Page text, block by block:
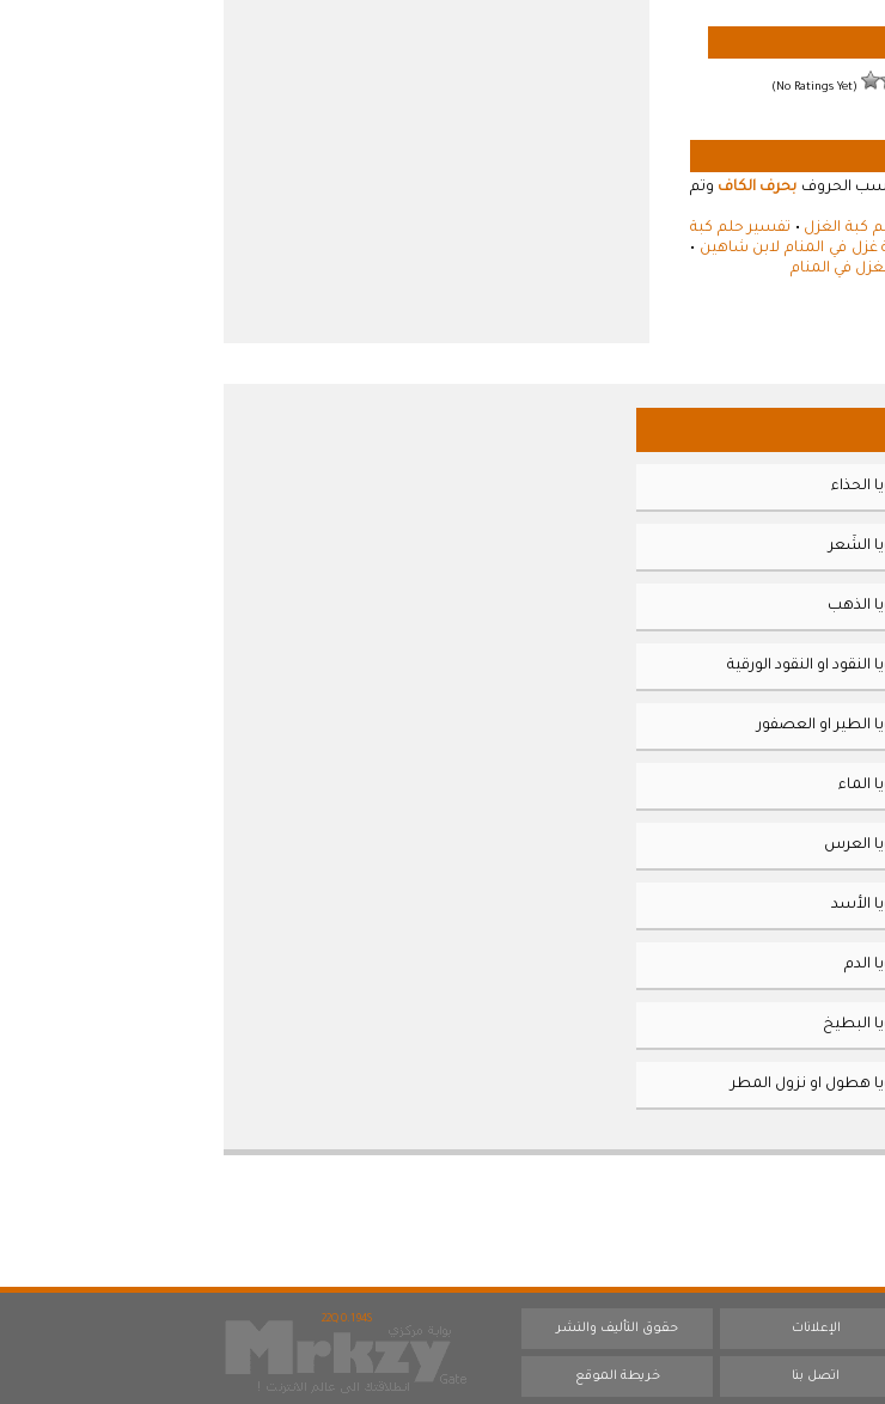
(No Ratings Yet)
حسب الحروف بحرف الكاف وتم
كبة الغزل • تفسير حلم كبة
غزل في المنام لابن شاهين •
في المنام
الحذاء
الشَعر
الذهب
او النقود الورقية
الطير او العصفور
الماء
العرس
الأسد
الدم
البطيخ
هطول او نزول المطر
22Q 0.194S
الإعلانات حقوق التأليف والنشر
اتصل بنا خريطة الموقع